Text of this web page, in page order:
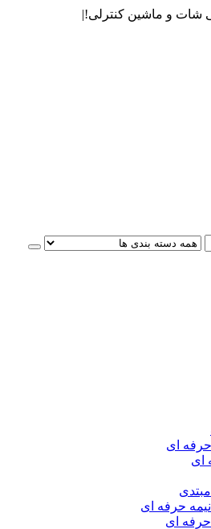
شات و ماشین کنترلی!|
حرفه ای
ای
حرفه ای
ای